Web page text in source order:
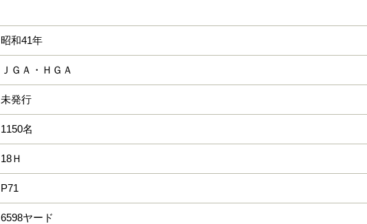
昭和41年
ＪＧＡ・ＨＧＡ
未発行
1150名
18Ｈ
P71
6598ヤード